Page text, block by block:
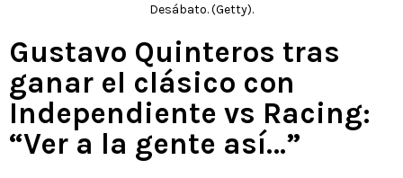
Desábato. (Getty).
Gustavo Quinteros tras
ganar el clásico con
Independiente vs Racing:
“Ver a la gente así…”